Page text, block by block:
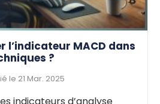
l’indicateur MACD dans
?
le 21 Mar. 2025
indicateurs d’analyse